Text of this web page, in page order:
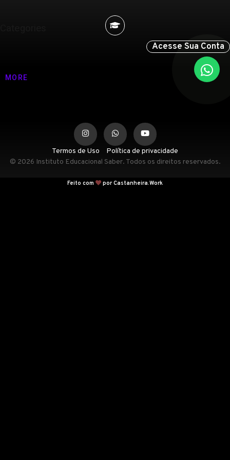
Acesse Sua Conta
MORE
Termos de Uso
Política de privacidade
© 2026 Instituto Educacional Saber. Todos os direitos reservados.
Feito com por Castanheira.Work